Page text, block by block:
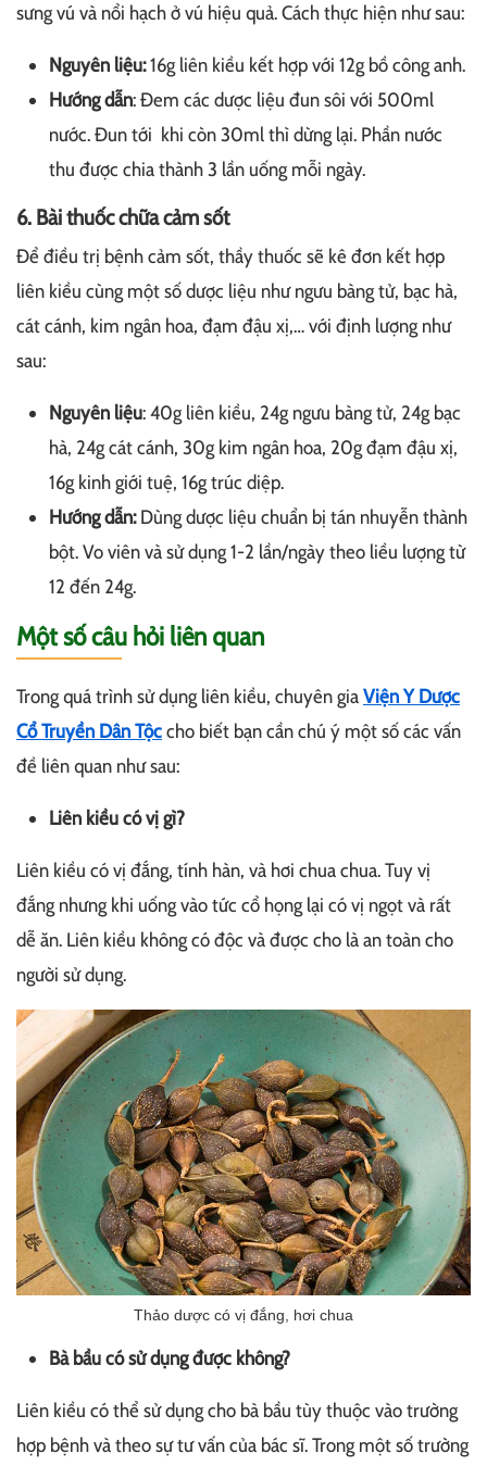
sưng vú và nổi hạch ở vú hiệu quả. Cách thực hiện như sau:
Nguyên liệu:16g liên kiều kết hợp với 12g bồ công anh.
Hướng dẫn: Đem các dược liệu đun sôi với 500ml
nước. Đun tới khi còn 30ml thì dừng lại. Phần nước
thu được chia thành 3 lần uống mỗi ngày.
6. Bài thuốc chữa cảm sốt
Để điều trị bệnh cảm sốt, thầy thuốc sẽ kê đơn kết hợp
liên kiều cùng một số dược liệu như ngưu bàng tử, bạc hà,
cát cánh, kim ngân hoa, đạm đậu xị,… với định lượng như
sau:
Nguyên liệu: 40g liên kiều, 24g ngưu bàng tử, 24g bạc
hà, 24g cát cánh, 30g kim ngân hoa, 20g đạm đậu xị,
16g kinh giới tuệ, 16g trúc diệp.
Hướng dẫn:Dùng dược liệu chuẩn bị tán nhuyễn thành
bột. Vo viên và sử dụng 1-2 lần/ngày theo liều lượng từ
12 đến 24g.
Một số câu hỏi liên quan
Trong quá trình sử dụng liên kiều, chuyên giaViện Y Dược
Cổ Truyền Dân Tộccho biết bạn cần chú ý một số các vấn
đề liên quan như sau:
Liên kiều có vị gì?
Liên kiều có vị đắng, tính hàn, và hơi chua chua. Tuy vị
đắng nhưng khi uống vào tức cổ họng lại có vị ngọt và rất
dễ ăn. Liên kiều không có độc và được cho là an toàn cho
người sử dụng.
Thảo dược có vị đắng, hơi chua
Bà bầu có sử dụng được không?
Liên kiều có thể sử dụng cho bà bầu tùy thuộc vào trường
hợp bệnh và theo sự tư vấn của bác sĩ. Trong một số trường